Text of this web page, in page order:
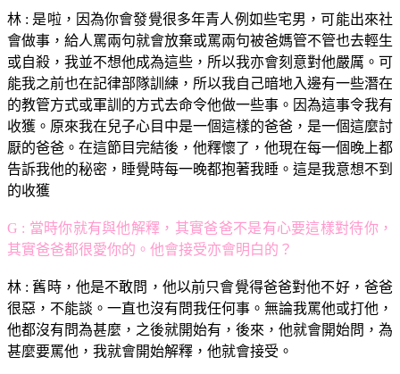
林 : 是啦，因為你會發覺很多年青人例如些宅男，可能出來社
會做事，給人罵兩句就會放棄或罵兩句被爸媽管不管也去輕生
或自殺，我並不想他成為這些，所以我亦會刻意對他嚴厲。可
能我之前也在記律部隊訓練，所以我自己暗地入邊有一些潛在
的教管方式或軍訓的方式去命令他做一些事。因為這事令我有
收獲。原來我在兒子心目中是一個這樣的爸爸，是一個這麼討
厭的爸爸。在這節目完結後，他釋懷了，他現在每一個晚上都
告訴我他的秘密，睡覺時每一晚都抱著我睡。這是我意想不到
的收獲
G : 當時你就有與他解釋，其實爸爸不是有心要這樣對待你，
其實爸爸都很愛你的。他會接受亦會明白的？
林 : 舊時，他是不敢問，他以前只會覺得爸爸對他不好，爸爸
很惡，不能談。一直也沒有問我任何事。無論我罵他或打他，
他都沒有問為甚麼，之後就開始有，後來，他就會開始問，為
甚麼要罵他，我就會開始解釋，他就會接受。